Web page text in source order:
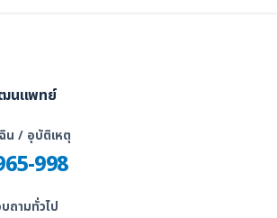
นแพทย์
น / อุบัติเหตุ
998
ถามทั่วไป